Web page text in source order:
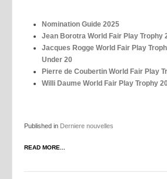
Nomination Guide 2025
Jean Borotra World Fair Play Trophy
Jacques Rogge World Fair Play
Under 20
Pierre de Coubertin World Fair Play
Willi Daume World Fair Play Trophy
Published in Derniere nouvelles
READ MORE...